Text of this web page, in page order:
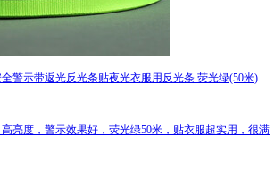
警示带返光反光条贴夜光衣服用反光条 荧光绿(50米)
亮度，警示效果好，荧光绿50米，贴衣服超实用，很满